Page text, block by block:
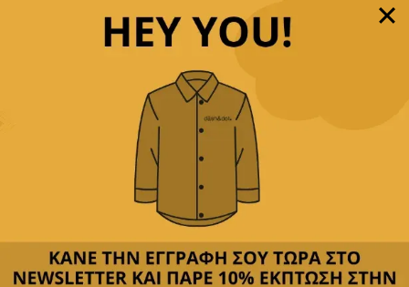
Προσθήκη στο καλάθι
Άμεση αποστολή& γρήγορη παράδοση
δωρεάν μεταφορικά με αγορές άνω των
όλες τις πιστωτικές & αντικαταβολή